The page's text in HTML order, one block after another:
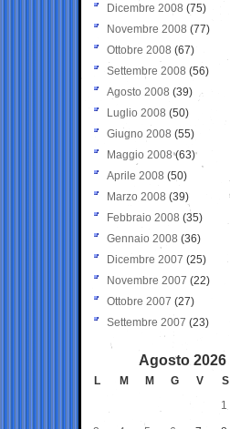
Dicembre 2008 (75)
Novembre 2008 (77)
Ottobre 2008 (67)
Settembre 2008 (56)
Agosto 2008 (39)
Luglio 2008 (50)
Giugno 2008 (55)
Maggio 2008(63)
Aprile 2008 (50)
Marzo 2008 (39)
Febbraio 2008 (35)
Gennaio 2008 (36)
Dicembre 2007 (25)
Novembre 2007 (22)
Ottobre 2007 (27)
Settembre 2007 (23)
Agosto 2026
L M M G V S
1